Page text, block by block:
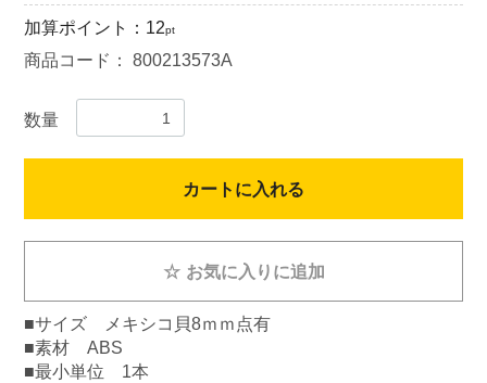
加算ポイント： 12pt
商品コード：800213573A
数量
カートに入れる
☆ お気に入りに追加
■サイズ メキシコ貝8ｍｍ点有
■素材 ABS
■最小単位 1本